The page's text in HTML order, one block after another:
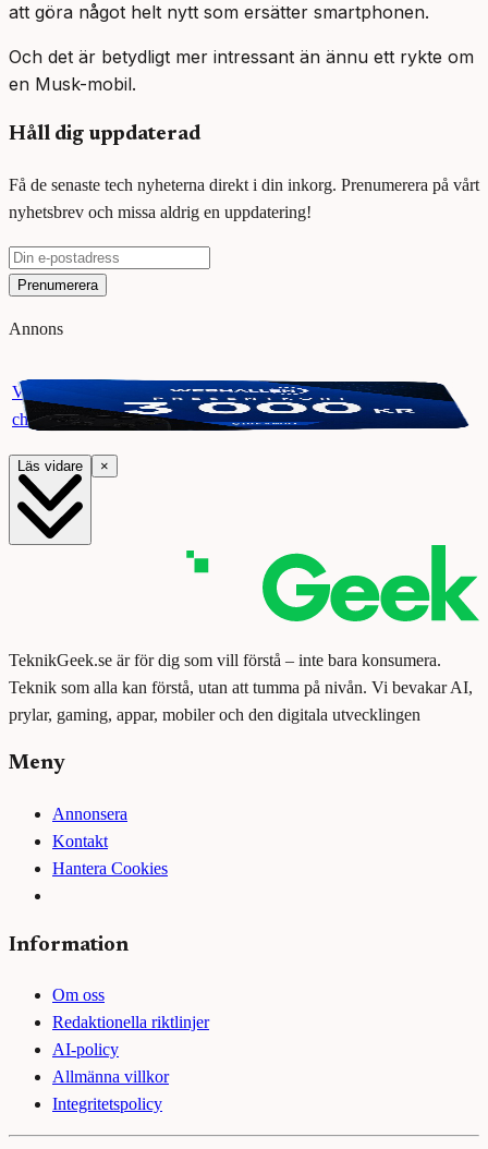
att göra något helt nytt som ersätter smartphonen.
Och det är betydligt mer intressant än ännu ett rykte om
en Musk-mobil.
Håll dig uppdaterad
Få de senaste tech nyheterna direkt i din inkorg. Prenumerera på vårt
nyhetsbrev och missa aldrig en uppdatering!
Prenumerera
Annons
Vinn ett presentkort på Webhallen. Delta i vår giveaway för
chansen att vinna 3000 kr.
Läs vidare ×
TeknikGeek.se är för dig som vill förstå – inte bara konsumera.
Teknik som alla kan förstå, utan att tumma på nivån. Vi bevakar AI,
prylar, gaming, appar, mobiler och den digitala utvecklingen
Meny
Annonsera
Kontakt
Hantera Cookies
Information
Om oss
Redaktionella riktlinjer
AI-policy
Allmänna villkor
Integritetspolicy